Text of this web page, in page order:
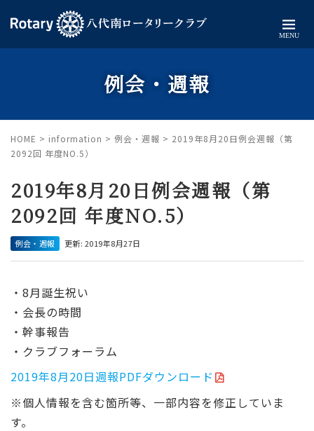
MENU
例会・週報
HOME > information > 例会・週報 > 2019年8月20日例会週報（第
2092回 年度NO.5）
2019年8月20日例会週報（第
2092回 年度NO.5）
例会・週報 更新: 2019年8月27日
・8月誕生祝い
・会長の時間
・幹事報告
・クラブフォーラム
2019年8月20日週報PDFダウンロード
※個人情報を含む箇所等、一部内容を修正していま
す。